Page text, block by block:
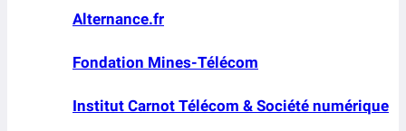
Alternance.fr
Fondation Mines-Télécom
Institut Carnot Télécom & Société numérique